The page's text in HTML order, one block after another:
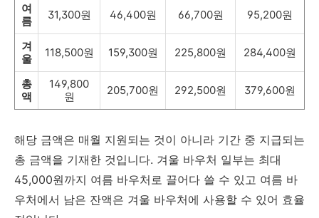
여
름
31,300원 46,400원 66,700원 95,200원
겨
울
118,500원 159,300원 225,800원 284,400원
총
액
149,800
원
205,700원 292,500원 379,600원
해당 금액은 매월 지원되는 것이 아니라 기간 중 지급되는
총 금액을 기재한 것입니다. 겨울 바우처 일부는 최대
45,000원까지 여름 바우처로 끌어다 쓸 수 있고 여름 바
우처에서 남은 잔액은 겨울 바우처에 사용할 수 있어 효율